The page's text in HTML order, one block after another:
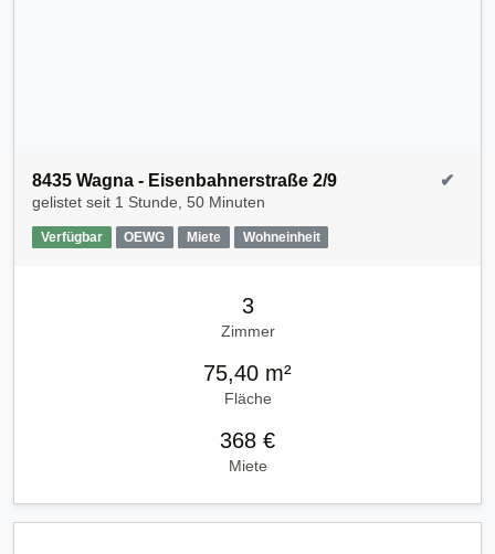
8435 Wagna - Eisenbahnerstraße 2/9
gelistet seit 1 Stunde, 50 Minuten
Verfügbar OEWG Miete Wohneinheit
✔
3
Zimmer
75,40 m²
Fläche
368 €
Miete